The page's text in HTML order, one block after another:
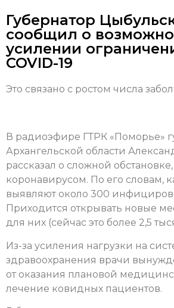
Губернатор
сообщил о
усилении
COVID-19
Это связано с ростом числа
В радиоэфире ГТРК «Поморье»
Архангельской области
рассказал о сложной
коронавирусом. По его словам,
выявляют около 300
Приходится открывать новые
для них (сейчас это более 2,5
Из-за усиления нагрузки на
здравоохранения врачи
от оказания плановой
лечение ковидных пациентов.